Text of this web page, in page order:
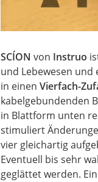
SCÍON von Instruo
und Lebewesen
in einenVierfach-
kabelgebundenden
in Blattform unten
stimuliert
vier gleichartig
Eventuell bis sehr
geglättet werden.